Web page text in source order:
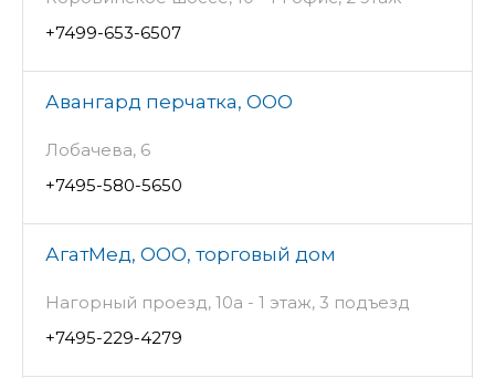
+7499-653-6507
Авангард перчатка, ООО
Лобачева, 6
+7495-580-5650
АгатМед, ООО, торговый дом
Нагорный проезд, 10а - 1 этаж, 3 подъезд
+7495-229-4279